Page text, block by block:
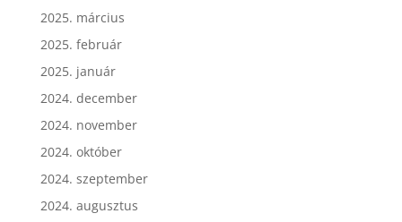
2025. március
2025. február
2025. január
2024. december
2024. november
2024. október
2024. szeptember
2024. augusztus